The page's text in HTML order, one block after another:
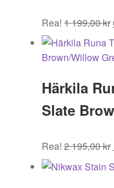
Rea! 1 199,00kr
Härkila
Slate
Rea! 2 195,00kr